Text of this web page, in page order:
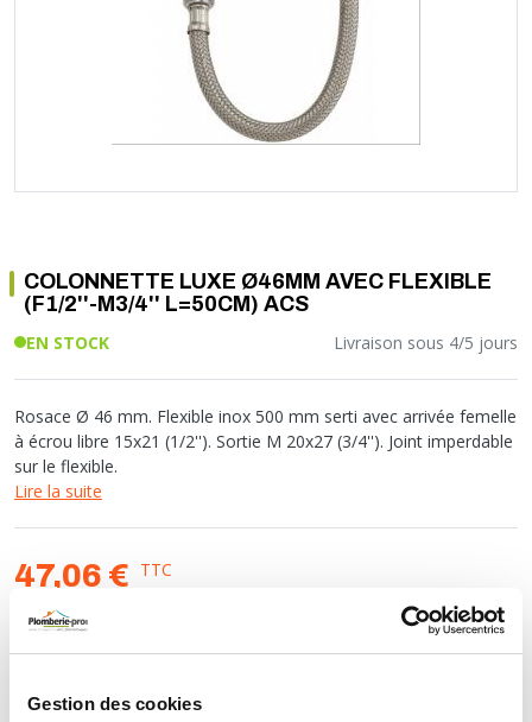
Gestion des cookies
RACCORD PE (POLYÉTHYLÈNE)
RACCORD GALVA
TUBE LAITON ET ECROU
TUYAU SOUPLE
ROBINET
FLEXIBLE
ETANCHÉITÉ RACCORDEMENT
FIXATION ET SUPPORT
RÉDUCTEUR DE PRESSION
COMPTEUR ET ACCESSOIRE
FILTRATION
Soupape différentielle
Vanne de Température
TUBAGE CHEMINÉE CHAUDIÈRE POÊLE
EQUIPEMENT INDUSTRIEL
COMMUNICATION
COLLIER ET FIXATION
LAMPE ET TORCHE
PILES ET ACCUMULATEURS
BLOC DE SÉCURITÉ
SYSTÈMES DE SÉCURITÉ
VMC ET VENTILATION
TRAPPE CHATIÈRE ET HUBLOT
VOTRE SOLUTION CHAUFFAGE
COLONNETTE LUXE Ø46MM AVEC FLEXIBLE
(F1/2''-M3/4'' L=50CM) ACS
EN STOCK Livraison sous 4/5 jours
Rosace Ø 46 mm. Flexible inox 500 mm serti avec arrivée femelle
à écrou libre 15x21 (1/2''). Sortie M 20x27 (3/4''). Joint imperdable
sur le flexible.
Lire la suite
47,06 € TTC
39,22 €